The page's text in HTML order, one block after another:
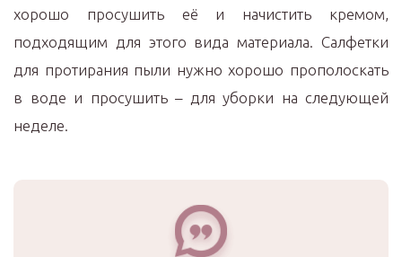
хорошо просушить её и начистить кремом,
подходящим для этого вида материала. Салфетки
для протирания пыли нужно хорошо прополоскать
в воде и просушить – для уборки на следующей
неделе.